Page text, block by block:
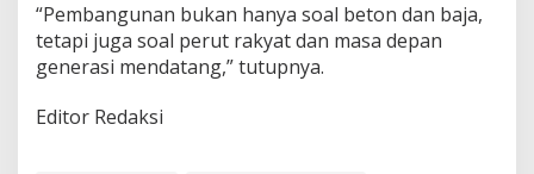
“Pembangunan bukan hanya soal beton dan baja,
tetapi juga soal perut rakyat dan masa depan
generasi mendatang,” tutupnya.
Editor Redaksi